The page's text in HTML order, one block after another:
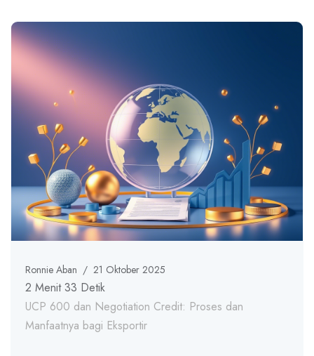
Ronnie Aban / 21 Oktober 2025
2 Menit 33 Detik
UCP 600 dan Negotiation Credit: Proses dan
Manfaatnya bagi Eksportir